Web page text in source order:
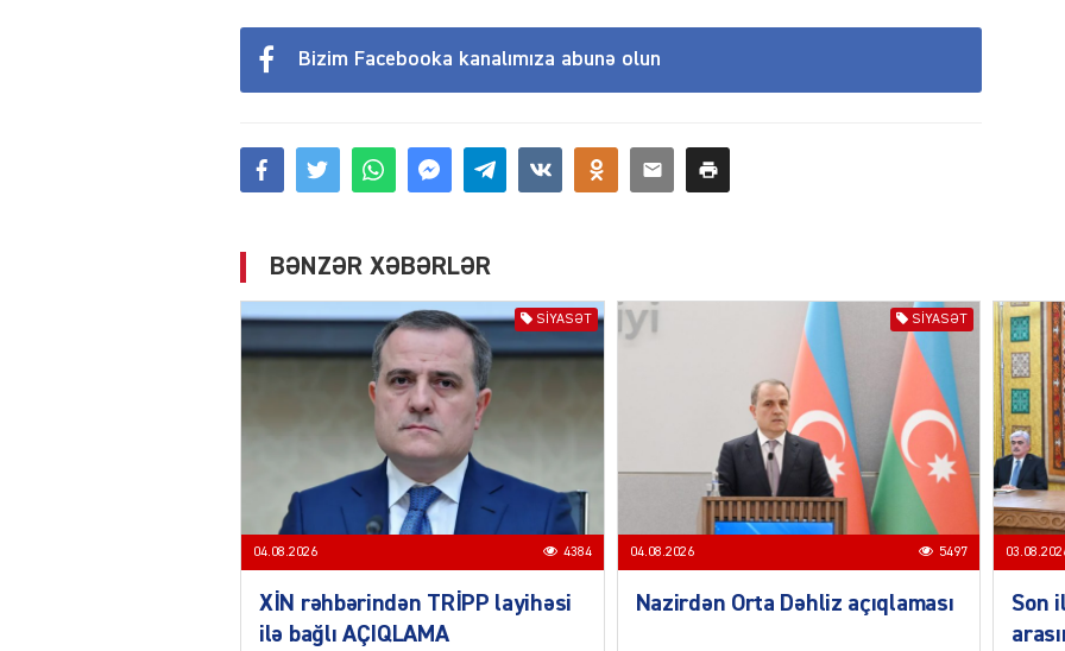
Bizim Facebooka kanalımıza abunə olun
BƏNZƏR XƏBƏRLƏR
SIYASƏT
04.08.2026 4384
XİN rəhbərindən TRİPP layihəsi
ilə bağlı AÇIQLAMA
SIYASƏT
04.08.2026 5497
Nazirdən Orta Dəhliz açıqlaması
Son